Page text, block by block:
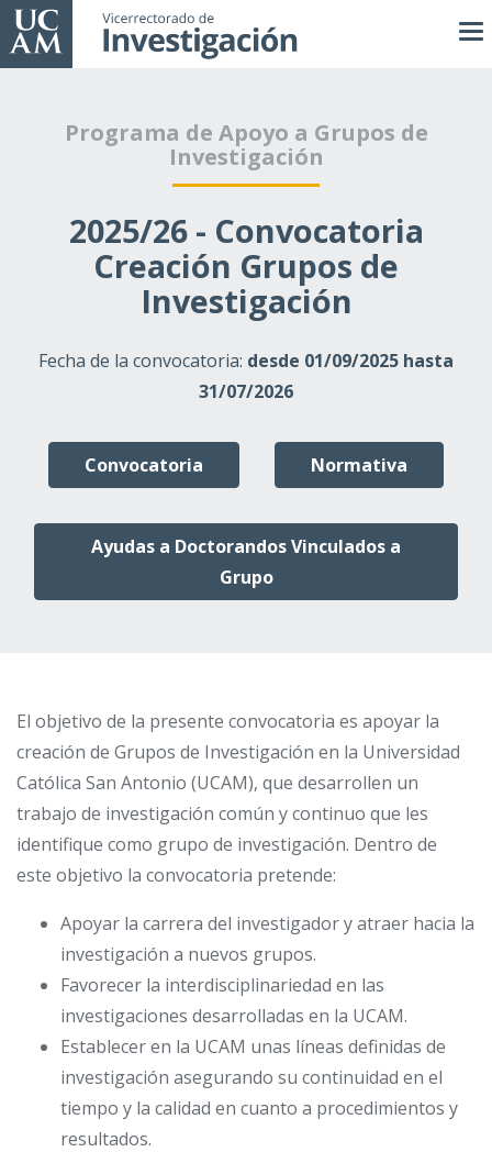
Pasar
al
Programa de Apoyo a Grupos de
Investigación
2025/26 - Convocatoria
Creación Grupos de
Investigación
Fecha de la convocatoria: desde 01/09/2025 hasta
31/07/2026
Convocatoria Normativa
Ayudas a Doctorandos Vinculados a
Grupo
El objetivo de la presente convocatoria es apoyar la
creación de Grupos de Investigación en la Universidad
Católica San Antonio (UCAM), que desarrollen un
trabajo de investigación común y continuo que les
identifique como grupo de investigación. Dentro de
este objetivo la convocatoria pretende:
Apoyar la carrera del investigador y atraer hacia la
investigación a nuevos grupos.
Favorecer la interdisciplinariedad en las
investigaciones desarrolladas en la UCAM.
Establecer en la UCAM unas líneas definidas de
investigación asegurando su continuidad en el
tiempo y la calidad en cuanto a procedimientos y
resultados.